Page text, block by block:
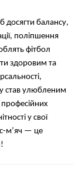
досягти балансу,
поліпшення
фітбол
здоровим та
став улюбленим
у свої
м’яч — це